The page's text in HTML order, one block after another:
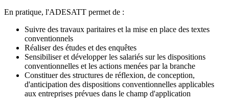
En pratique, l'ADESATT permet de :
Suivre des travaux paritaires et la mise en place des textes
conventionnels
Réaliser des études et des enquêtes
Sensibiliser et développer les salariés sur les dispositions
conventionnelles et les actions menées par la branche
Constituer des structures de réflexion, de conception,
d'anticipation des dispositions conventionnelles applicables
aux entreprises prévues dans le champ d'application